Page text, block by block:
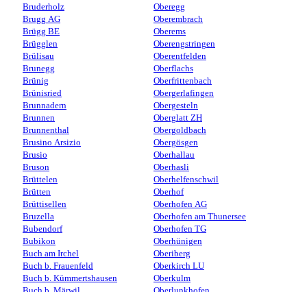
Bruderholz
Brugg AG
Brügg BE
Brügglen
Brülisau
Brunegg
Brünig
Brünisried
Brunnadern
Brunnen
Brunnenthal
Brusino Arsizio
Brusio
Bruson
Brüttelen
Brütten
Brüttisellen
Bruzella
Bubendorf
Bubikon
Buch am Irchel
Buch b. Frauenfeld
Buch b. Kümmertshausen
Oberegg
Oberembrach
Oberems
Oberengstringen
Oberentfelden
Oberflachs
Oberfrittenbach
Obergerlafingen
Obergesteln
Oberglatt ZH
Obergoldbach
Obergösgen
Oberhallau
Oberhasli
Oberhelfenschwil
Oberhof
Oberhofen AG
Oberhofen am Thunersee
Oberhofen TG
Oberhünigen
Oberiberg
Oberkirch LU
Oberkulm